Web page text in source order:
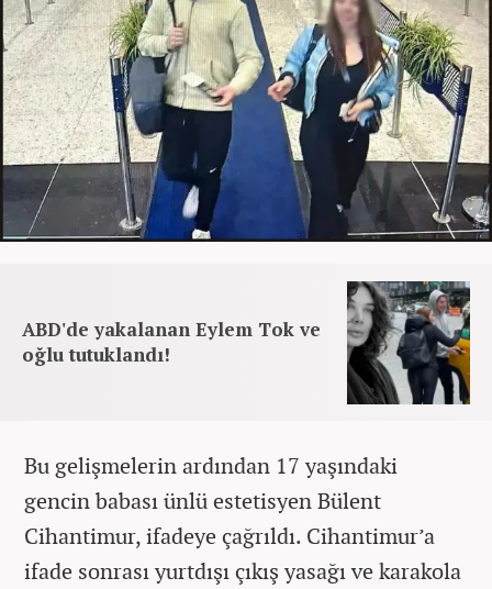
ABD'de yakalanan Eylem Tok ve
oğlu tutuklandı!
Bu gelişmelerin ardından 17 yaşındaki
gencin babası ünlü estetisyen Bülent
Cihantimur, ifadeye çağrıldı. Cihantimur’a
ifade sonrası yurtdışı çıkış yasağı ve karakola